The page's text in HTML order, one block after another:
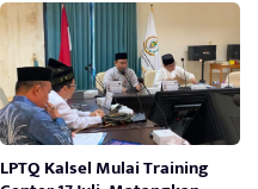
LPTQ Kalsel Mulai Training